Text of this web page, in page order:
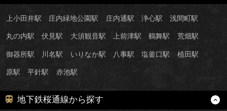
上小田井駅 庄内緑地公園駅 庄内通駅 浄心駅 浅間町駅
丸の内駅 伏見駅 大須観音駅 上前津駅 鶴舞駅 荒畑駅
御器所駅 川名駅 いりなか駅 八事駅 塩釜口駅 植田駅
原駅 平針駅 赤池駅
地下鉄桜通線から探す